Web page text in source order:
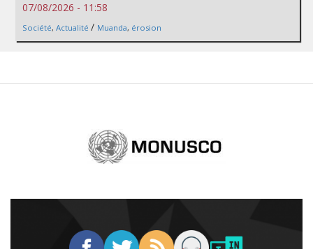
07/08/2026 - 11:58
Société, Actualité / Muanda, érosion